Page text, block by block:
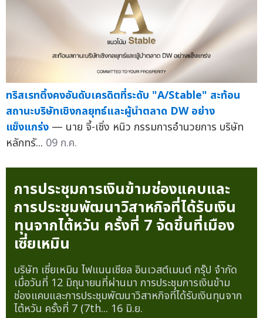
ทริสเรทติ้งคงอันดับเครดิตที่ระดับ "A/Stable" สะท้อน
สถานะบริษัทเชิงกลยุทธ์และผู้นำตลาด DW อย่าง
แข็งแกร่ง — นาย จี้-เซิ่ง หนิว กรรมการอำนวยการ บริษัท
หลักทรั... 09 ก.ค.
การประชุมการเงินข้ามช่องแคบและ
การประชุมพัฒนาวิสาหกิจที่ได้รับเงิน
ทุนจากไต้หวัน ครั้งที่ 7 จัดขึ้นที่เมือง
เซี่ยเหมิน
บริษัท เซี่ยเหมิน ไฟแนนเชียล อินเวสต์เมนต์ กรุ๊ป จำกัด
เมื่อวันที่ 12 มิถุนายนที่ผ่านมา การประชุมการเงินข้าม
ช่องแคบและการประชุมพัฒนาวิสาหกิจที่ได้รับเงินทุนจาก
ไต้หวัน ครั้งที่ 7 (7th... 16 มิ.ย.